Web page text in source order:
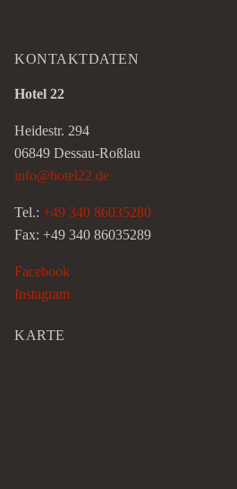
KONTAKTDATEN
Hotel 22
Heidestr. 294
06849 Dessau-Roßlau
info@hotel22.de
Tel.: +49 340 86035280
Fax: +49 340 86035289
Facebook
Instagram
KARTE